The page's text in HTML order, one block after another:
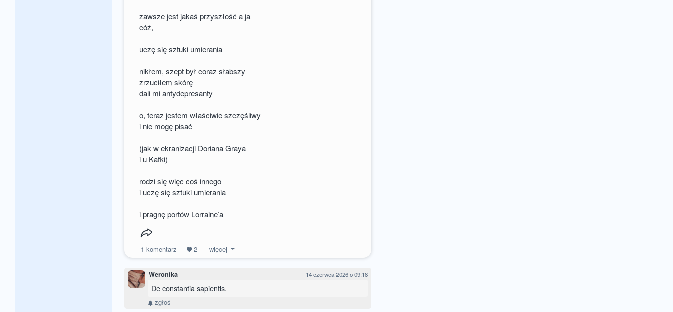
zawsze jest jakaś przyszłość a ja
cóż,
uczę się sztuki umierania
nikłem, szept był coraz słabszy
zrzuciłem skórę
dali mi antydepresanty
o, teraz jestem właściwie szczęśliwy
i nie mogę pisać
(jak w ekranizacji Doriana Graya
i u Kafki)
rodzi się więc coś innego
i uczę się sztuki umierania
i pragnę portów Lorraine’a
1 komentarz 2 więcej
Weronika 14 czerwca 2026 o 09:18
De constantia sapientis.
zgłoś